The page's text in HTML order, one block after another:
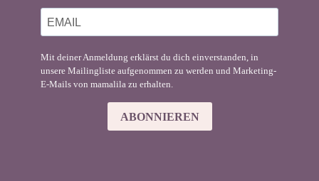
Mit deiner Anmeldung erklärst du dich einverstanden, in
unsere Mailingliste aufgenommen zu werden und Marketing-
E-Mails von mamalila zu erhalten.
ABONNIEREN